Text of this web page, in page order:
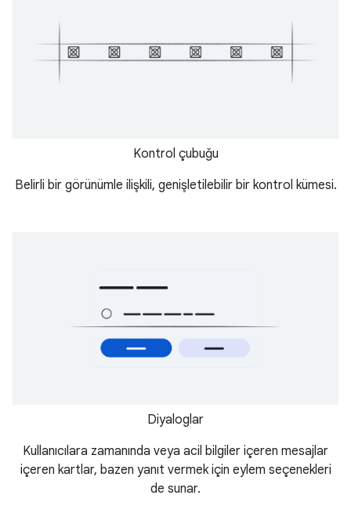
Kontrol çubuğu
Belirli bir görünümle ilişkili, genişletilebilir bir kontrol kümesi.
Diyaloglar
Kullanıcılara zamanında veya acil bilgiler içeren mesajlar
içeren kartlar, bazen yanıt vermek için eylem seçenekleri
de sunar.